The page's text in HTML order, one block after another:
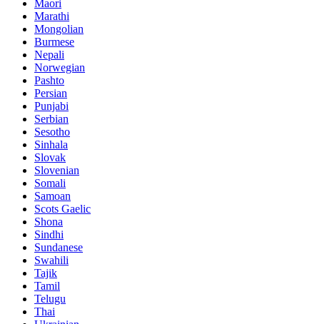
Maori
Marathi
Mongolian
Burmese
Nepali
Norwegian
Pashto
Persian
Punjabi
Serbian
Sesotho
Sinhala
Slovak
Slovenian
Somali
Samoan
Scots Gaelic
Shona
Sindhi
Sundanese
Swahili
Tajik
Tamil
Telugu
Thai